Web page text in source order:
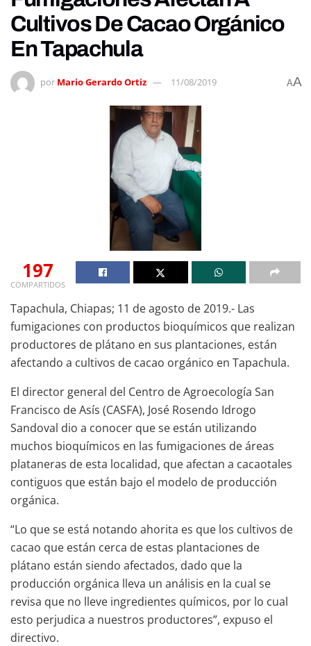
Cultivos De Cacao Orgánico
En Tapachula
por Mario Gerardo Ortiz 11/08/2019 AA
197
COMPARTIDOS
Tapachula, Chiapas; 11 de agosto de 2019.- Las
fumigaciones con productos bioquímicos que realizan
productores de plátano en sus plantaciones, están
afectando a cultivos de cacao orgánico en Tapachula.
El director general del Centro de Agroecología San
Francisco de Asís (CASFA), José Rosendo Idrogo
Sandoval dio a conocer que se están utilizando
muchos bioquímicos en las fumigaciones de áreas
plataneras de esta localidad, que afectan a cacaotales
contiguos que están bajo el modelo de producción
orgánica.
“Lo que se está notando ahorita es que los cultivos de
cacao que están cerca de estas plantaciones de
plátano están siendo afectados, dado que la
producción orgánica lleva un análisis en la cual se
revisa que no lleve ingredientes químicos, por lo cual
esto perjudica a nuestros productores”, expuso el
directivo.